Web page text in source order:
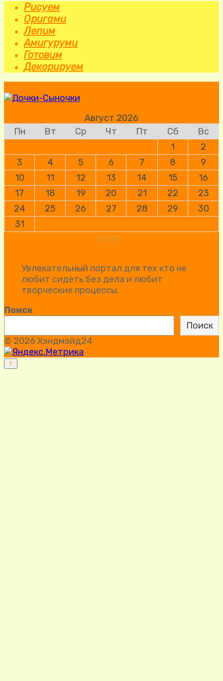
Рисуем
Оригами
Лепим
Амигуруми
Готовим
Декорируем
Август 2026
Пн
Вт Ср Чт Пт Сб
Вс
1
2
3
4 5 6 7 8
9
10
11 12 13 14 15
16
17
18 19 20 21 22
23
24
25 26 27 28 29
30
31
« Апр
Увлекательный портал для тех кто не
любит сидеть без дела и любит
творческие процессы.
Поиск
Поиск
© 2026 Хэндмэйд24